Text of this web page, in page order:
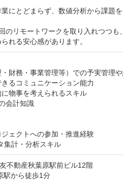
業にとどまらず、数値分析から課
のリモートワークを取り入れつつ
れる安心感があります。
財務・事業管理等）での予実管理
るコミュニケーション能力
物事を考えられるスキル
会計知識
ェクトへの参加・推進経験
集計・分析スキル
不動産秋葉原駅前ビル12階
駅から徒歩1分